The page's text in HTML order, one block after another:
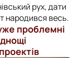
рух, дати
народився весь.
проблемні